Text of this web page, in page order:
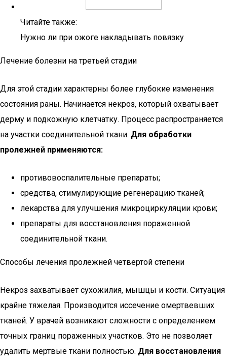
Читайте также:
Нужно ли при ожоге накладывать повязку
Лечение болезни на третьей стадии
Для этой стадии характерны более глубокие изменения
состояния раны. Начинается некроз, который охватывает
дерму и подкожную клетчатку. Процесс распространяется
на участки соединительной ткани. Для обработки
пролежней применяются:
противовоспалительные препараты;
средства, стимулирующие регенерацию тканей;
лекарства для улучшения микроциркуляции крови;
препараты для восстановления пораженной
соединительной ткани.
Способы лечения пролежней четвертой степени
Некроз захватывает сухожилия, мышцы и кости. Ситуация
крайне тяжелая. Производится иссечение омертвевших
тканей. У врачей возникают сложности с определением
точных границ пораженных участков. Это не позволяет
удалить мертвые ткани полностью. Для восстановления